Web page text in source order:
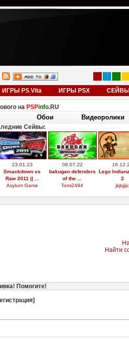
ИГРЫ PS Vita ИГРЫ PSX СЕЙВЫ
на PSPinfo.RU
Обои Видеоролики
Обои:
01.01.26
saab 9-5
универсал наклей
...
23.05.25
Doomerwave
reyglan
GTA: San
Найти
Помогите!